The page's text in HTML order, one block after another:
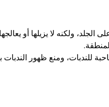
الجلد، ولكنه لا يزيلها أو
للندبات، ومنع ظهور الندبات